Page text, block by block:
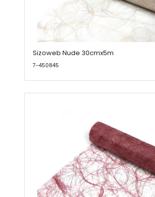
Sizoweb Nude 30cmx5m
7-450845